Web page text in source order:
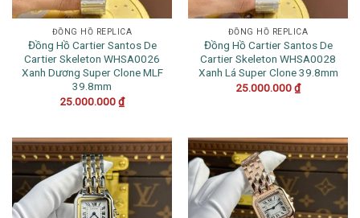
ĐỒNG HỒ REPLICA
Đồng Hồ Cartier Santos De
Cartier Skeleton WHSA0026
Xanh Dương Super Clone MLF
39.8mm
25.000.000₫
ĐỒNG HỒ REPLICA
Đồng Hồ Cartier Santos De
Cartier Skeleton WHSA0028
Xanh Lá Super Clone 39.8mm
25.000.000₫